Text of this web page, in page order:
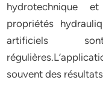
hydrotechnique
propriétés
artificiels
souvent des